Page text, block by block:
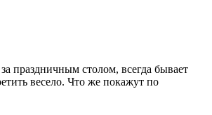
праздничным столом, всегда бывает
весело. Что же покажут по